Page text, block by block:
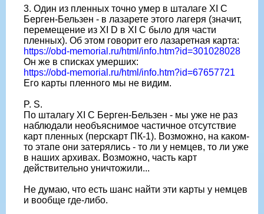
3. Один из пленных точно умер в шталаге XI C
Берген-Бельзен - в лазарете этого лагеря (значит,
перемещение из XI D в XI C было для части
пленных). Об этом говорит его лазаретная карта:
https://obd-memorial.ru/html/info.htm?id=301028028
Он же в списках умерших:
https://obd-memorial.ru/html/info.htm?id=67657721
Его карты пленного мы не видим.
P. S.
По шталагу XI C Берген-Бельзен - мы уже не раз
наблюдали необъяснимое частичное отсутствие
карт пленных (перскарт ПК-1). Возможно, на каком-
то этапе они затерялись - то ли у немцев, то ли уже
в наших архивах. Возможно, часть карт
действительно уничтожили...
Не думаю, что есть шанс найти эти карты у немцев
и вообще где-либо.